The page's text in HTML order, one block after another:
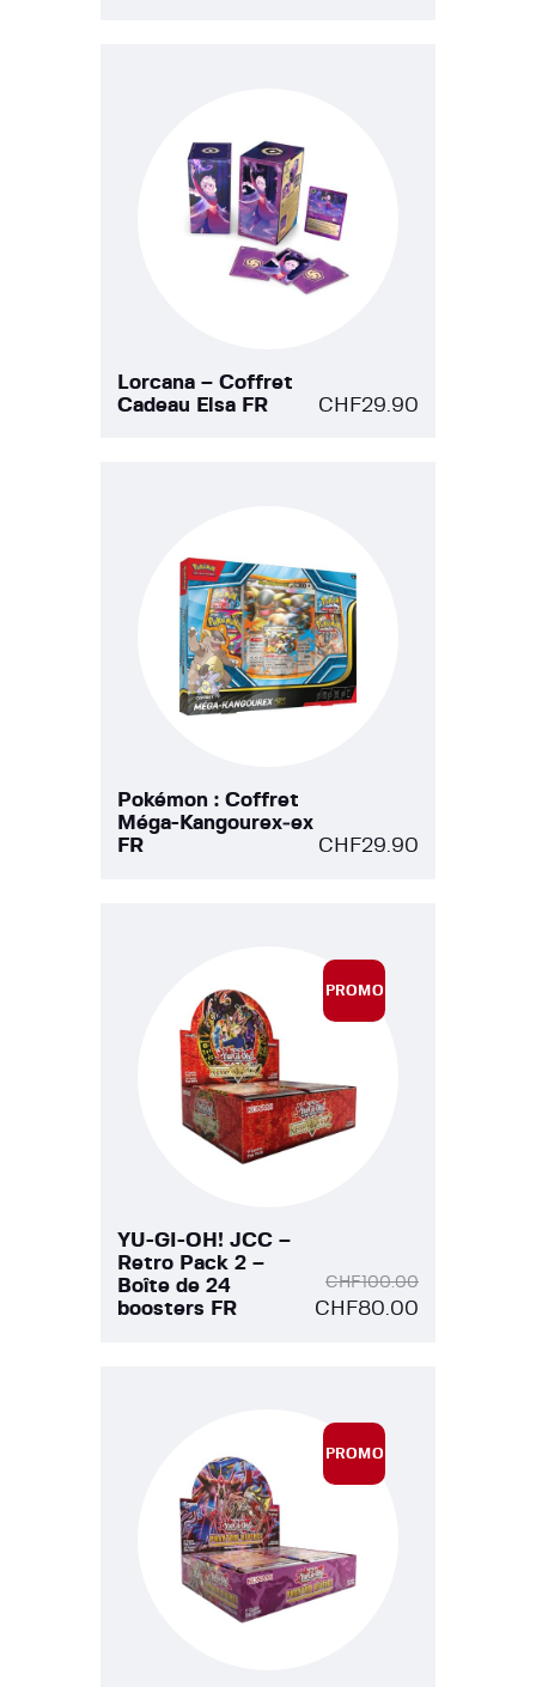
Lorcana – Coffret
Cadeau Elsa FR
CHF29.90
Pokémon : Coffret
Méga-Kangourex‑ex
FR
CHF29.90
PROMO
YU-GI-OH! JCC –
Retro Pack 2 –
Boîte de 24
boosters FR
CHF100.00
CHF80.00
PROMO